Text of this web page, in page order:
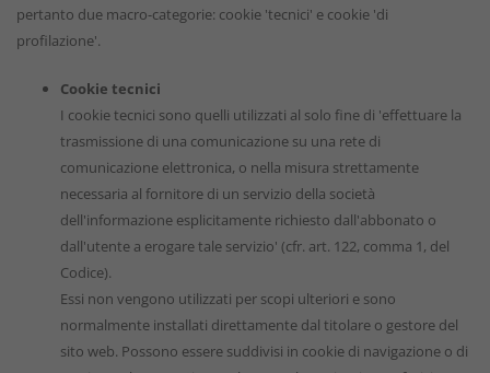
pertanto due macro-categorie: cookie 'tecnici' e cookie 'di
profilazione'.
Cookie tecnici
I cookie tecnici sono quelli utilizzati al solo fine di 'effettuare la
trasmissione di una comunicazione su una rete di
comunicazione elettronica, o nella misura strettamente
necessaria al fornitore di un servizio della società
dell'informazione esplicitamente richiesto dall'abbonato o
dall'utente a erogare tale servizio' (cfr. art. 122, comma 1, del
Codice).
Essi non vengono utilizzati per scopi ulteriori e sono
normalmente installati direttamente dal titolare o gestore del
sito web. Possono essere suddivisi in cookie di navigazione o di